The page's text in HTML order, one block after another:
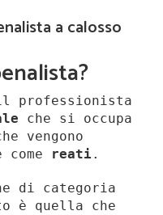
a calosso
professionista
che si occupa
vengono
reati .
di categoria
è quella che